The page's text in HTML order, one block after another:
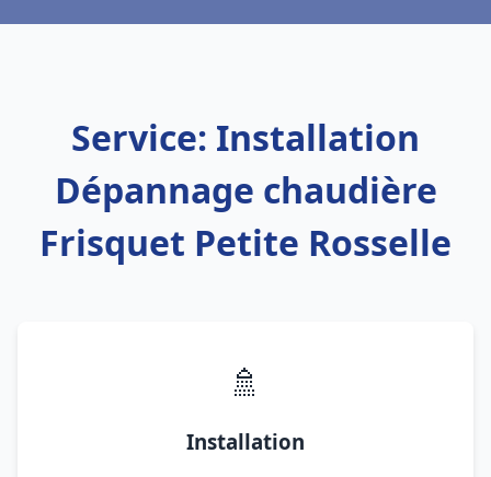
Service: Installation
Dépannage chaudière
Frisquet Petite Rosselle
🚿
Installation